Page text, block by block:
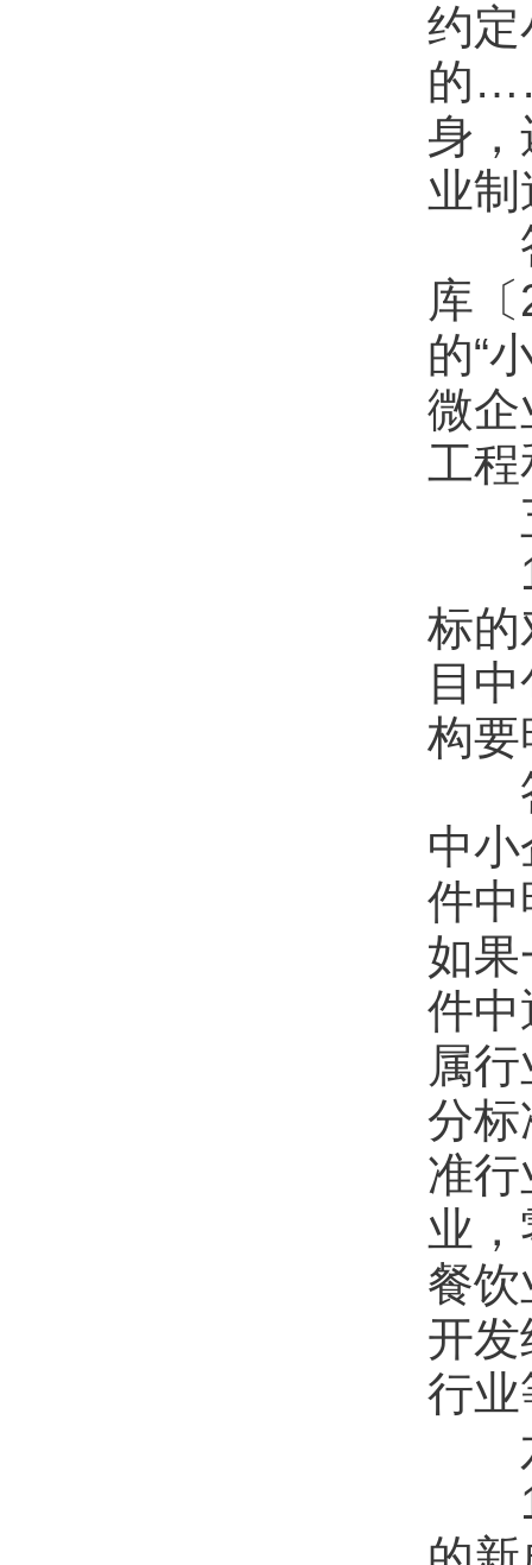
约定
的
身
业
答
库
的“
微企
工程
1.
标的
目
构要
答
中
件中
如
件中
属
分标
准
业
餐
开
行业
1.